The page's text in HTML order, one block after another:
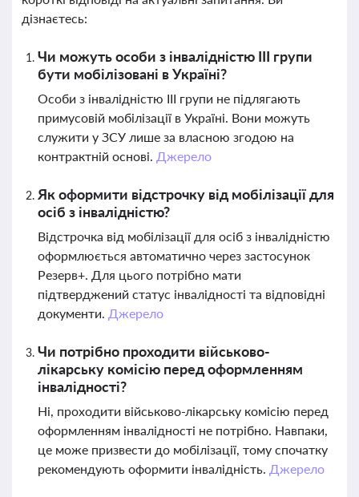
дізнаєтесь:
Чи можуть особи з інвалідністю III групи
бути мобілізовані в Україні?
Особи з інвалідністю III групи не підлягають
примусовій мобілізації в Україні. Вони можуть
служити у ЗСУ лише за власною згодою на
контрактній основі. Джерело
Як оформити відстрочку від мобілізації для
осіб з інвалідністю?
Відстрочка від мобілізації для осіб з інвалідністю
оформлюється автоматично через застосунок
Резерв+. Для цього потрібно мати
підтверджений статус інвалідності та відповідні
документи. Джерело
Чи потрібно проходити військово-
лікарську комісію перед оформленням
інвалідності?
Ні, проходити військово-лікарську комісію перед
оформленням інвалідності не потрібно. Навпаки,
це може призвести до мобілізації, тому спочатку
рекомендують оформити інвалідність. Джерело